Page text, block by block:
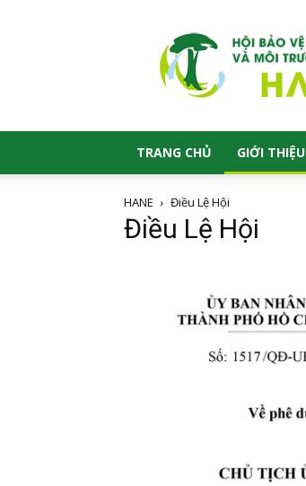
HANE
TRANG CHỦ GIỚI THIỆU
HANE Điều Lệ Hội
Điều Lệ Hội